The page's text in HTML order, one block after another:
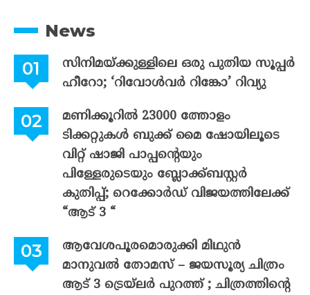
News
സിനിമയ്ക്കുള്ളിലെ ഒരു പുതിയ സൂപ്പർ
ഹീറോ; ‘റിവോൾവർ റിങ്കോ’ റിവ്യു
മണിക്കൂറിൽ 23000 ത്തോളം
ടിക്കറ്റുകൾ ബുക്ക് മൈ ഷോയിലൂടെ
വിറ്റ് ഷാജി പാപ്പന്റെയും
പിള്ളേരുടെയും ബ്ലോക്ക്ബസ്റ്റർ
കുതിപ്പ്; റെക്കോർഡ് വിജയത്തിലേക്ക്
“ആട് 3 “
ആവേശപൂരമൊരുക്കി മിഥുൻ
മാനുവൽ തോമസ് – ജയസൂര്യ ചിത്രം
ആട് 3 ട്രെയ്‌ലർ പുറത്ത് ; ചിത്രത്തിന്റെ